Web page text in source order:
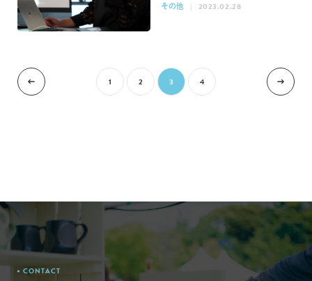
その他 2023.02.28
1 2 3 4
CONTACT